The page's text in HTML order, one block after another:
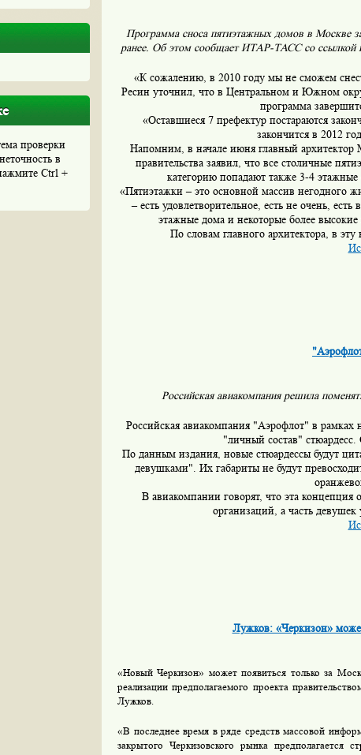
проверки
в
Ctrl +
Программа сноса пятиэтажных домов в Москве
ранее. Об этом сообщает ИТАР-ТАСС со ссылкой
«К сожалению, в 2010 году мы не сможем
Ресин уточнил, что в Центральном и Южном
программа
«Оставшиеся 7 префектур постараются
закончится в 2012
Напомним, в начале июня главный архитектор
правительства заявил, что все столичные
категорию попадают также 3-4 этажные
«Пятиэтажки – это основной массив негодного
– есть удовлетворительное, есть не очень,
этажные дома и некоторые более
По словам главного архитектора, в
Российская авиакомпания решила
Российская авиакомпания "Аэрофлот" в
"личный состав"
По данным издания, новые стюардессы будут
девушками". Их габариты не будут
В авиакомпании говорят, что эта
организаций, а часть
Лужков: «Черкизон»
«Новый Черкизон» может появиться только за
реализации предполагаемого проекта
Лужков.
«В последнее время в ряде средств массовой
закрытого Черкизовского рынка предполагается